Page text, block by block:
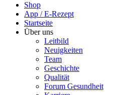
Shop
App / E-Rezept
Startseite
Über uns
Leitbild
Neuigkeiten
Team
Geschichte
Qualität
Forum Gesundheit